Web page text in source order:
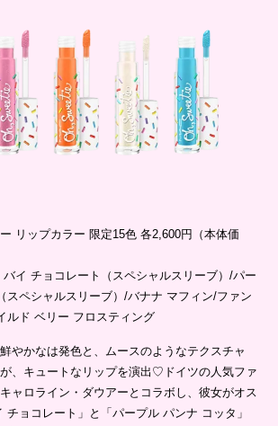
リップカラー 限定15色 各2,600円（本体価
バイ チョコレート（スペシャルスリーブ）/パー
スペシャルスリーブ）/バナナ マフィン/ファン
ルド ベリー フロスティング
やかなは発色と、ムースのようなテクスチャ
、キュートなリップを演出♡ドイツの人気ファ
ャロライン・ダウアーとコラボし、彼女がオス
チョコレート」と「パープル パンナ コッタ」